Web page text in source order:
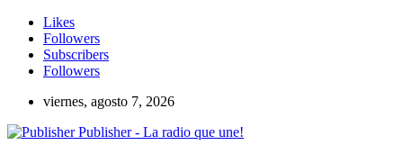
Likes
Followers
Subscribers
Followers
viernes, agosto 7, 2026
Publisher - La radio que une!